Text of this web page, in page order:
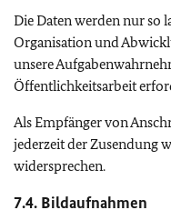
Die Daten werden nur so
Organisation und
unsere
Öffentlichkeitsarbeit
Als Empfänger von
jederzeit der Zusendung
widersprechen.
7.4. Bildaufnahmen